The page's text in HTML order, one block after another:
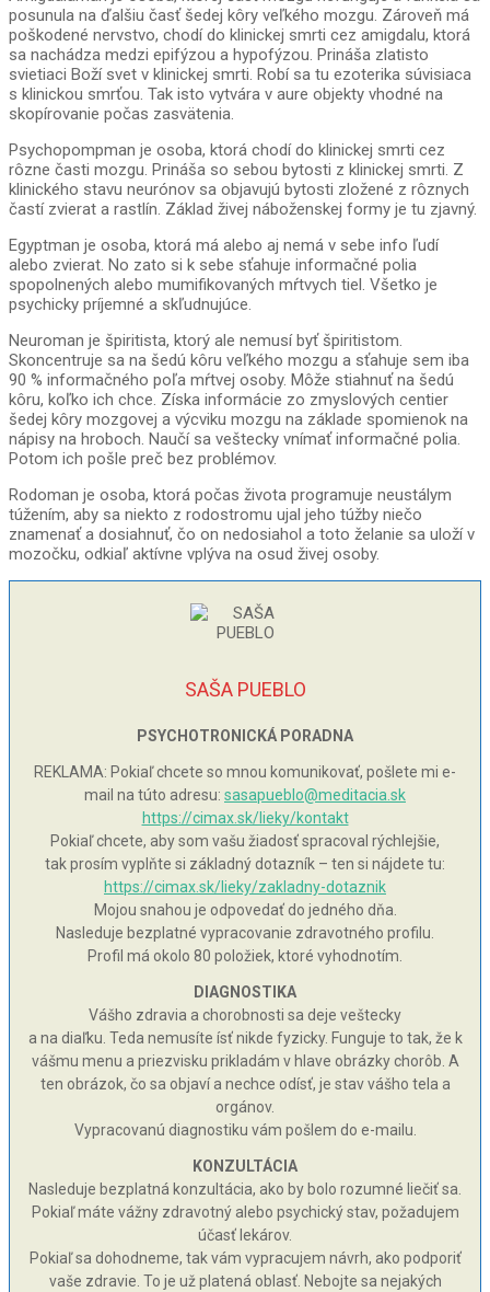
posunula na ďalšiu časť šedej kôry veľkého mozgu. Zároveň má
poškodené nervstvo, chodí do klinickej smrti cez amigdalu, ktorá
sa nachádza medzi epifýzou a hypofýzou. Prináša zlatisto
svietiaci Boží svet v klinickej smrti. Robí sa tu ezoterika súvisiaca
s klinickou smrťou. Tak isto vytvára v aure objekty vhodné na
skopírovanie počas zasvätenia.
Psychopompman je osoba, ktorá chodí do klinickej smrti cez
rôzne časti mozgu. Prináša so sebou bytosti z klinickej smrti. Z
klinického stavu neurónov sa objavujú bytosti zložené z rôznych
častí zvierat a rastlín. Základ živej náboženskej formy je tu zjavný.
Egyptman je osoba, ktorá má alebo aj nemá v sebe info ľudí
alebo zvierat. No zato si k sebe sťahuje informačné polia
spopolnených alebo mumifikovaných mŕtvych tiel. Všetko je
psychicky príjemné a skľudnujúce.
Neuroman je špiritista, ktorý ale nemusí byť špiritistom.
Skoncentruje sa na šedú kôru veľkého mozgu a sťahuje sem iba
90 % informačného poľa mŕtvej osoby. Môže stiahnuť na šedú
kôru, koľko ich chce. Získa informácie zo zmyslových centier
šedej kôry mozgovej a výcviku mozgu na základe spomienok na
nápisy na hroboch. Naučí sa veštecky vnímať informačné polia.
Potom ich pošle preč bez problémov.
Rodoman je osoba, ktorá počas života programuje neustálym
túžením, aby sa niekto z rodostromu ujal jeho túžby niečo
znamenať a dosiahnuť, čo on nedosiahol a toto želanie sa uloží v
mozočku, odkiaľ aktívne vplýva na osud živej osoby.
SAŠA PUEBLO
PSYCHOTRONICKÁ PORADNA
REKLAMA: Pokiaľ chcete so mnou komunikovať, pošlete mi e-
mail na túto adresu: sasapueblo@meditacia.sk
https://cimax.sk/lieky/kontakt
Pokiaľ chcete, aby som vašu žiadosť spracoval rýchlejšie,
tak prosím vyplňte si základný dotazník – ten si nájdete tu:
https://cimax.sk/lieky/zakladny-dotaznik
Mojou snahou je odpovedať do jedného dňa.
Nasleduje bezplatné vypracovanie zdravotného profilu.
Profil má okolo 80 položiek, ktoré vyhodnotím.
DIAGNOSTIKA
Vášho zdravia a chorobnosti sa deje veštecky
a na diaľku. Teda nemusíte ísť nikde fyzicky. Funguje to tak, že k
vášmu menu a priezvisku prikladám v hlave obrázky chorôb. A
ten obrázok, čo sa objaví a nechce odísť, je stav vášho tela a
orgánov.
Vypracovanú diagnostiku vám pošlem do e-mailu.
KONZULTÁCIA
Nasleduje bezplatná konzultácia, ako by bolo rozumné liečiť sa.
Pokiaľ máte vážny zdravotný alebo psychický stav, požadujem
účasť lekárov.
Pokiaľ sa dohodneme, tak vám vypracujem návrh, ako podporiť
vaše zdravie. To je už platená oblasť. Nebojte sa nejakých